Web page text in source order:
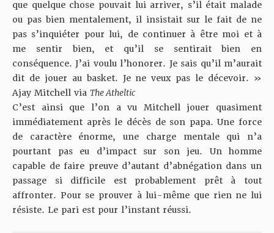
que quelque chose pouvait lui arriver, s’il était malade
ou pas bien mentalement, il insistait sur le fait de ne
pas s’inquiéter pour lui, de continuer à être moi et à
me sentir bien, et qu’il se sentirait bien en
conséquence. J’ai voulu l’honorer. Je sais qu’il m’aurait
dit de jouer au basket. Je ne veux pas le décevoir. »
Ajay Mitchell via The Atheltic
C’est ainsi que l’on a vu Mitchell jouer quasiment
immédiatement après le décès de son papa. Une force
de caractère énorme, une charge mentale qui n’a
pourtant pas eu d’impact sur son jeu. Un homme
capable de faire preuve d’autant d’abnégation dans un
passage si difficile est probablement prêt à tout
affronter. Pour se prouver à lui-même que rien ne lui
résiste. Le pari est pour l’instant réussi.